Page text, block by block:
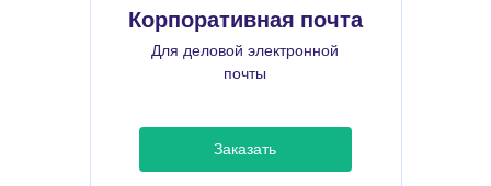
Корпоративная почта
Для деловой электронной
почты
Заказать